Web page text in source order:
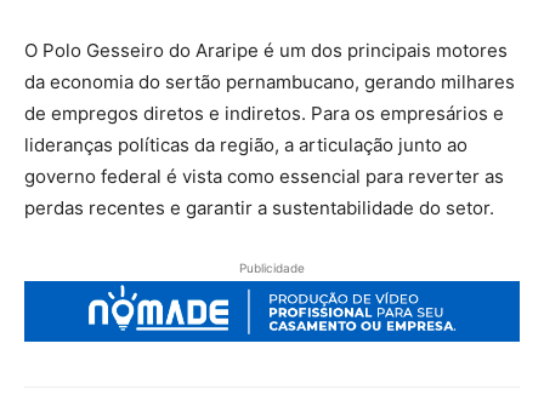
O Polo Gesseiro do Araripe é um dos principais motores
da economia do sertão pernambucano, gerando milhares
de empregos diretos e indiretos. Para os empresários e
lideranças políticas da região, a articulação junto ao
governo federal é vista como essencial para reverter as
perdas recentes e garantir a sustentabilidade do setor.
Publicidade